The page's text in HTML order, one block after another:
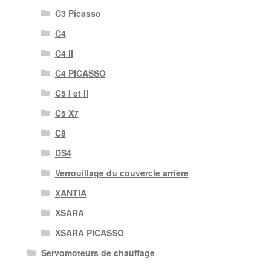
C3 Picasso
C4
C4 II
C4 PICASSO
C5 I et II
C5 X7
C8
DS4
Verrouillage du couvercle arrière
XANTIA
XSARA
XSARA PICASSO
Servomoteurs de chauffage